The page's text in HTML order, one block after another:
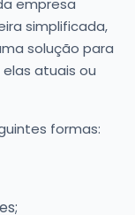
empresa
simplificada,
solução para
atuais ou
formas: